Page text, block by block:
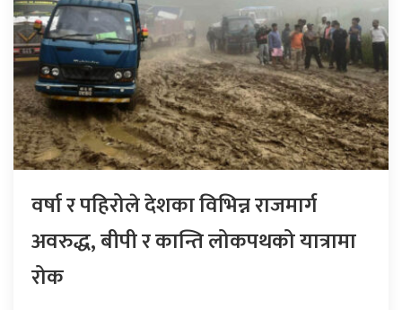
वर्षा र पहिरोले देशका विभिन्न राजमार्ग
अवरुद्ध, बीपी र कान्ति लोकपथको यात्रामा
रोक